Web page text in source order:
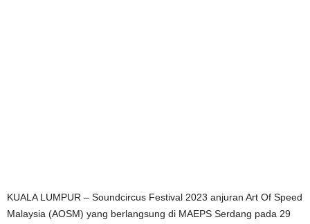
KUALA LUMPUR – Soundcircus Festival 2023 anjuran Art Of Speed
Malaysia (AOSM) yang berlangsung di MAEPS Serdang pada 29